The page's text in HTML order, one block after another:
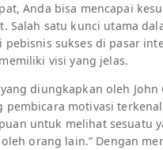
Anda bisa mencapai
Salah satu kunci utama
pebisnis sukses di pasar
visi yang jelas.
diungkapkan oleh John
pembicara motivasi
untuk melihat sesuatu
orang lain.” Dengan